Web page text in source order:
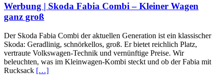
Werbung | Skoda Fabia Combi – Kleiner Wagen
ganz groß
Der Skoda Fabia Combi der aktuellen Generation ist ein klassischer
Skoda: Geradlinig, schnörkellos, groß. Er bietet reichlich Platz,
vertraute Volkswagen-Technik und vernünftige Preise. Wir
beleuchten, was im Kleinwagen-Kombi steckt und ob der Fabia mit
Rucksack […]